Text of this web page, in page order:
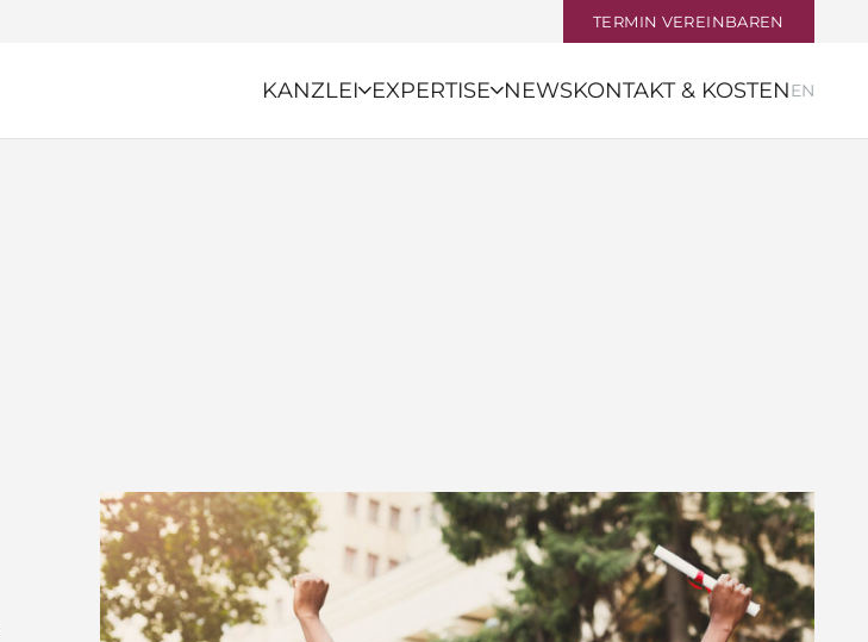
TERMIN VEREINBAREN
KANZLEI EXPERTISE NEWSKONTAKT & KOSTENEN